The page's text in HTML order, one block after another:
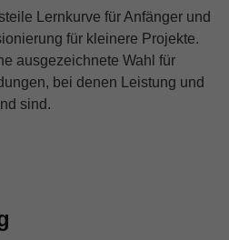
Lernkurve für Anfänger und
für kleinere Projekte.
ausgezeichnete Wahl für
bei denen Leistung und
sind.